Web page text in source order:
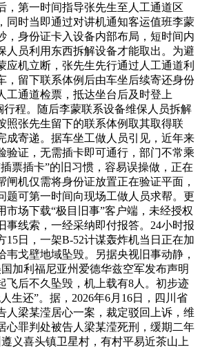
，第一时间指导张先生至人工通道区
同时当即通过对讲机通知客运值班李蒙
，身份证卡入设备内部布局，短时间内
人员利用东西拆解设备才能取出。为避
应机立断，张先生先行通过人工通道利
，留下联系体例后由车坐后续寄还身份
工通道检票，抵达坐台后及时登上
行程。随后李蒙联系设备维保人员拆解
照张先生留下的联系体例取其取得联
成寄递。据车坐工做人员引见，近年来
验证，无需插卡即可通行，部门不常乘
票插卡”的旧习惯，容易误操做，正在
闸机仅需将身份证放置正在验证平面，
题可第一时间向现场工做人员求帮。更
市场下载“极目旧事”客户端，未经授权
事线索，一经采纳即付报答。24小时报
15日，一架B-52计谋轰炸机当日正在加
韦戈壁地域坠毁。另据央视旧事动静，
加利福尼亚州爱德华兹空军发布声明
飞后不久坠毁，机上载有8人。初步迹
生还”。据，2026年6月16日，四川省
人梁某滢居心一案，裁定驳回上诉，维
心罪判处被告人梁某滢死刑，缓期二年
义喜头镇卫星村，有村平易近茶山上